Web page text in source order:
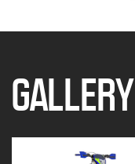
GALLERY